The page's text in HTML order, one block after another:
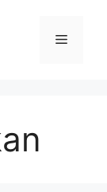
Menu